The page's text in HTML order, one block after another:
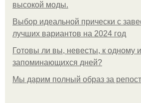
высокой моды.
Выбор идеальной прически с
лучших вариантов на 2024 год
Готовы ли вы, невесты, к одному
запоминающихся дней?
Мы дарим полный образ за